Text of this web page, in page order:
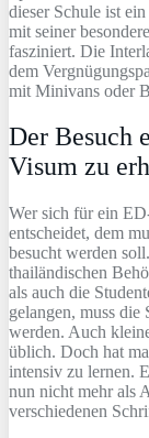
dieser Schule ist
mit seiner
fasziniert. Die
dem
mit Minivans oder
Der Besuch
Visum zu
Wer sich für ein
entscheidet, dem
besucht werden
thailändischen
als auch die
gelangen, muss
werden. Auch
üblich. Doch hat
intensiv zu lernen.
nun nicht mehr als
verschiedenen